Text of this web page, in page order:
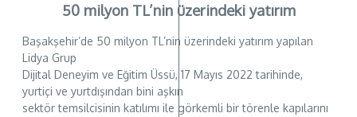
50 milyon TL’nin üzerindeki yatırım
Başakşehir’de 50 milyon TL’nin üzerindeki yatırım yapılan
Lidya Grup
Dijital Deneyim ve Eğitim Üssü, 17 Mayıs 2022 tarihinde,
yurtiçi ve yurtdışından bini aşkın
sektör temsilcisinin katılımı ile görkemli bir törenle kapılarını